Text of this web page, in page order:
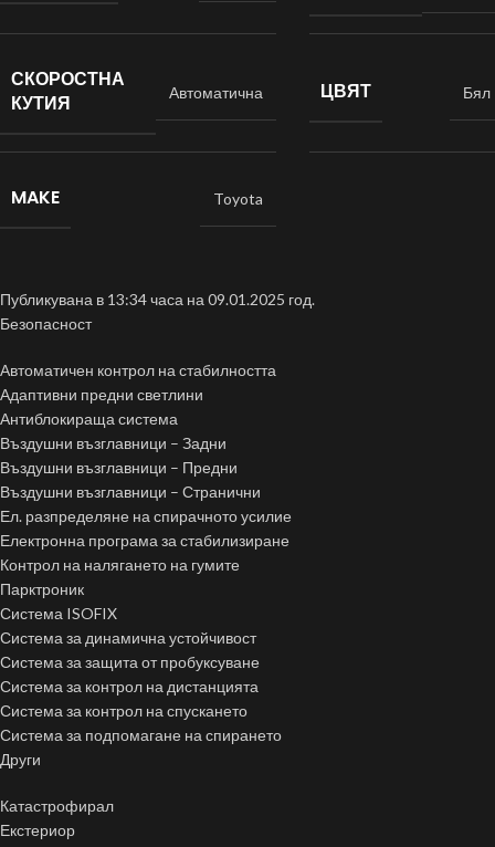
СКОРОСТНА
КУТИЯ
Автоматична ЦВЯТ Бял
MAKE Toyota
Публикувана в 13:34 часа на 09.01.2025 год.
Безопасност
Автоматичен контрол на стабилността
Адаптивни предни светлини
Антиблокираща система
Въздушни възглавници – Задни
Въздушни възглавници – Предни
Въздушни възглавници – Странични
Ел. разпределяне на спирачното усилие
Електронна програма за стабилизиране
Контрол на налягането на гумите
Парктроник
Система ISOFIX
Система за динамична устойчивост
Система за защита от пробуксуване
Система за контрол на дистанцията
Система за контрол на спускането
Система за подпомагане на спирането
Други
Катастрофирал
Екстериор